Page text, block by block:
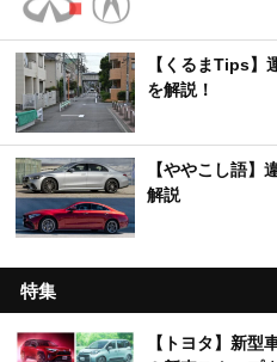
【くるまTips】
を解説！
【ややこし語】
解説
特集
【トヨタ】新型